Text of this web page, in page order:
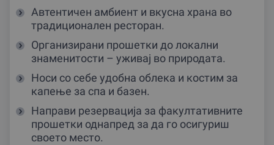
Автентичен амбиент и вкусна храна во
традиционален ресторан.
Организирани прошетки до локални
знаменитости – уживај во природата.
Носи со себе удобна облека и костим за
капење за спа и базен.
Направи резервација за факултативните
прошетки однапред за да го осигуриш
своето место.